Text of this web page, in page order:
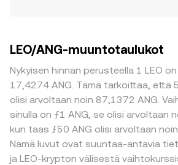
LEO/ANG-muuntotaulukot
Nykyisen hinnan perusteella 1 LEO
17,4274 ANG. Tämä tarkoittaa, että 5
olisi arvoltaan noin 87,1372 ANG.
sinulla on ƒ1 ANG, se olisi arvoltaan
kun taas ƒ50 ANG olisi arvoltaan
Nämä luvut ovat suuntaa-antavia
ja LEO-krypton välisestä